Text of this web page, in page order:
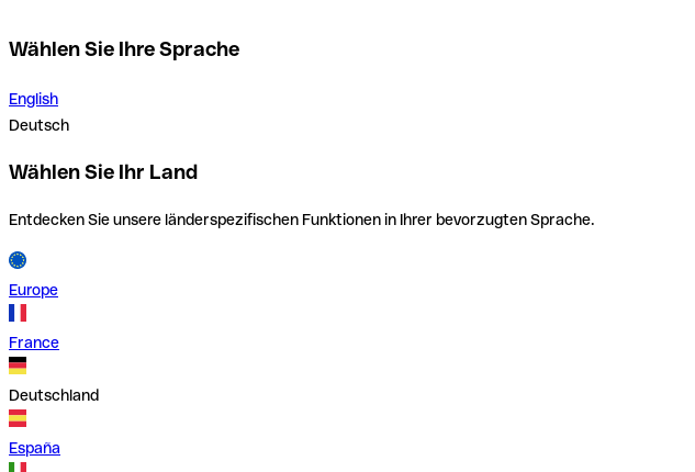
Wählen Sie Ihre Sprache
English
Deutsch
Wählen Sie Ihr Land
Entdecken Sie unsere länderspezifischen Funktionen in Ihrer bevorzugten Sprache.
Europe
France
Deutschland
España